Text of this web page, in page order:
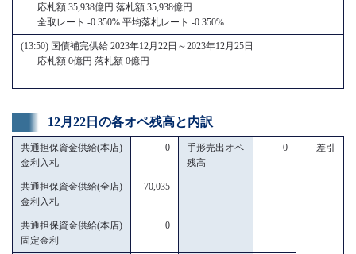
応札額 35,938億円 落札額 35,938億円
全取レート -0.350% 平均落札レート -0.350%
(13:50) 国債補完供給 2023年12月22日～2023年12月25日
応札額 0億円 落札額 0億円
12月22日の各オペ残高と内訳
共通担保資金供給(本店)
金利入札
0
手形売出オペ
残高
0 差引
共通担保資金供給(全店)
金利入札
70,035
共通担保資金供給(本店)
固定金利
0